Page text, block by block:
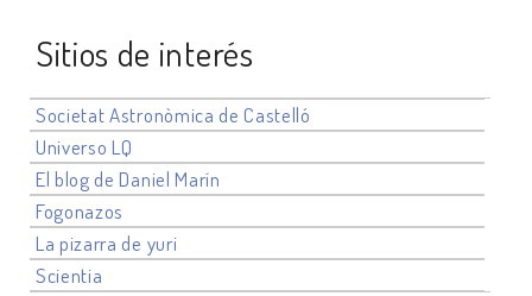
Sitios de interés
Societat Astronòmica de Castelló
Universo LQ
El blog de Daniel Marín
Fogonazos
La pizarra de yuri
Scientia